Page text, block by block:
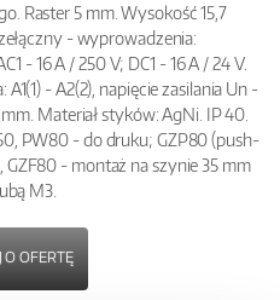
Raster 5 mm. Wysokość 15,7
- wyprowadzenia:
- 16 A / 250 V; DC1 - 16 A / 24 V.
- A2(2), napięcie zasilania Un -
Materiał styków: AgNi. IP 40.
PW80 - do druku; GZP80 (push-
GZF80 - montaż na szynie 35 mm
M3.
O OFERTĘ